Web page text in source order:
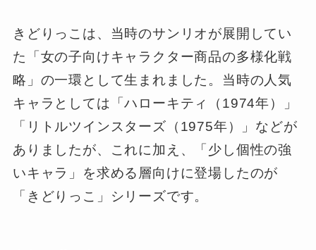
きどりっこは、当時のサンリオが展開してい
た「女の子向けキャラクター商品の多様化戦
略」の一環として生まれました。当時の人気
キャラとしては「ハローキティ（1974年）」
「リトルツインスターズ（1975年）」などが
ありましたが、これに加え、「少し個性の強
いキャラ」を求める層向けに登場したのが
「きどりっこ」シリーズです。